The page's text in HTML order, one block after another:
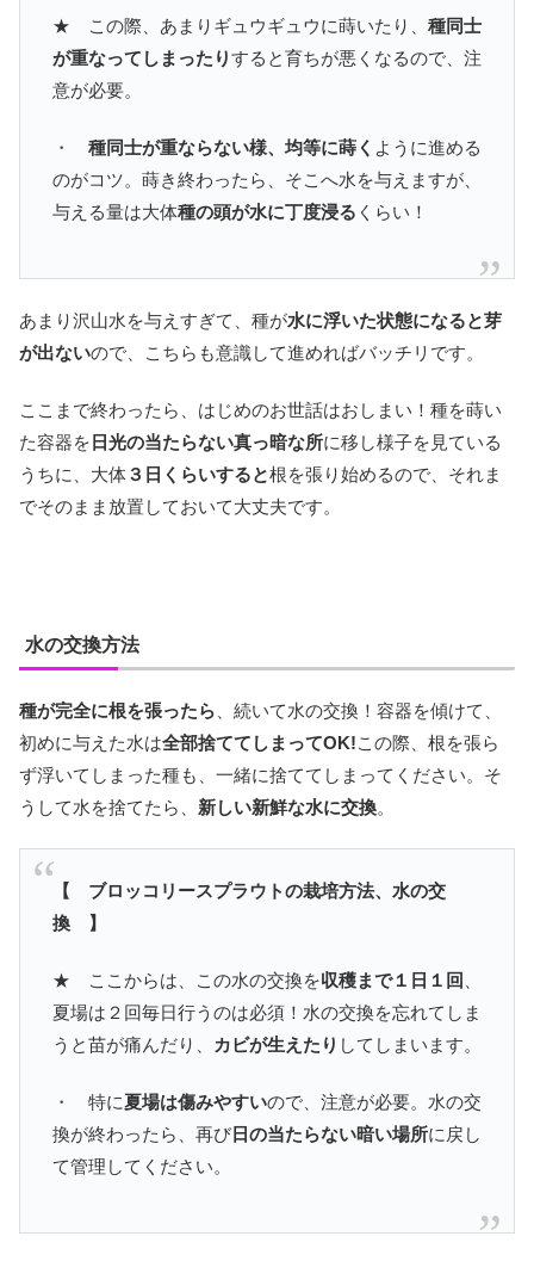
★ この際、あまりギュウギュウに蒔いたり、 種同士
が重なってしまったりすると育ちが悪くなるので、注
意が必要。
・ 種同士が重ならない様、均等に蒔く ように進める
のがコツ。蒔き終わったら、そこへ水を与えますが、
与える量は大体種の頭が水に丁度浸る くらい！
あまり沢山水を与えすぎて、種が水に浮いた状態になると芽
が出ないので、こちらも意識して進めればバッチリです。
ここまで終わったら、はじめのお世話はおしまい！種を蒔い
た容器を 日光の当たらない真っ暗な所に移し様子を見ている
うちに、大体３日くらいすると根を張り始めるので、それま
でそのまま放置しておいて大丈夫です。
水の交換方法
種が完全に根を張ったら 、続いて水の交換！容器を傾けて、
初めに与えた水は全部捨ててしまってOK!この際、根を張ら
ず浮いてしまった種も、一緒に捨ててしまってください。そ
うして水を捨てたら、 新しい新鮮な水に交換。
【 ブロッコリースプラウトの栽培方法、水の交
換 】
★ ここからは、この水の交換を収穫まで１日１回
夏場は２回毎日行うのは必須！水の交換を忘れてしま
うと苗が痛んだり、
カビが生えたり してしまいます。
・ 特に夏場は傷みやすいので、注意が必要。水の交
換が終わったら、再び 日の当たらない暗い場所に戻し
て管理してください。